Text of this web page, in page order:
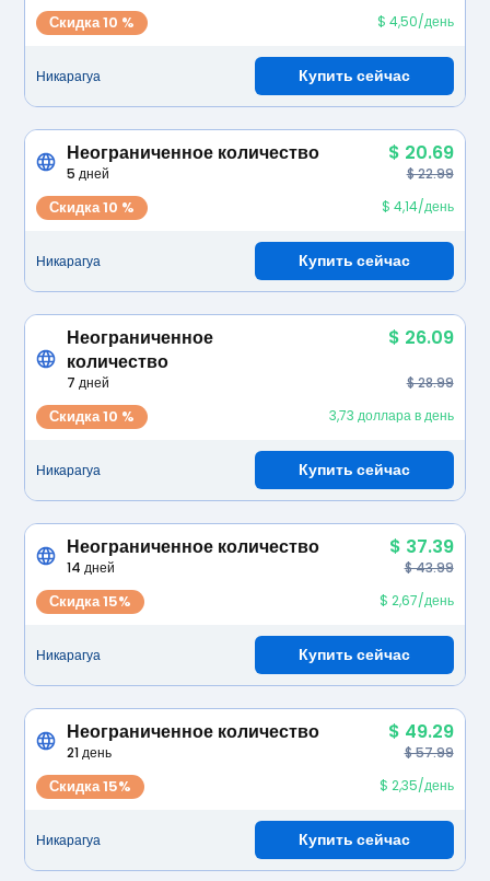
Скидка 10 % $ 4,50/день
Никарагуа Купить сейчас
Неограниченное количество $ 20.69
5 дней $ 22.99
Скидка 10 % $ 4,14/день
Никарагуа Купить сейчас
Неограниченное
количество
$ 26.09
7 дней $ 28.99
Скидка 10 % 3,73 доллара в день
Никарагуа Купить сейчас
Неограниченное количество $ 37.39
14 дней $ 43.99
Скидка 15% $ 2,67/день
Никарагуа Купить сейчас
Неограниченное количество $ 49.29
21 день $ 57.99
Скидка 15% $ 2,35/день
Никарагуа Купить сейчас